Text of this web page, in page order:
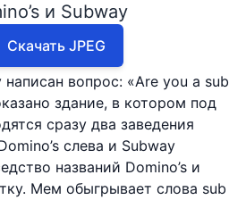
и Subway
Скачать JPEG
написан вопрос: «Are you a sub
здание, в котором под
сразу два заведения
слева и Subway
названий Domino’s и
Мем обыгрывает слова sub